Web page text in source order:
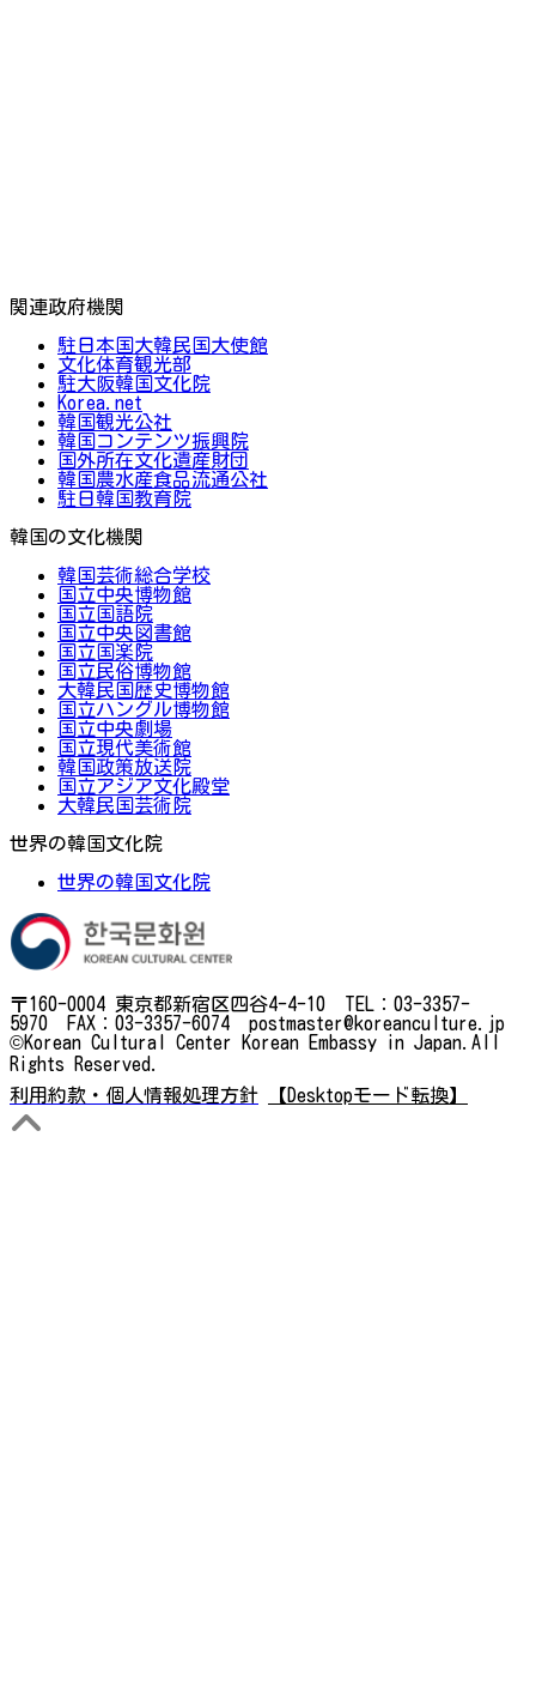
関連政府機関
駐日本国大韓民国大使館
文化体育観光部
駐大阪韓国文化院
Korea.net
韓国観光公社
韓国コンテンツ振興院
国外所在文化遺産財団
韓国農水産食品流通公社
駐日韓国教育院
韓国の文化機関
韓国芸術総合学校
国立中央博物館
国立国語院
国立中央図書館
国立国楽院
国立民俗博物館
大韓民国歴史博物館
国立ハングル博物館
国立中央劇場
国立現代美術館
韓国政策放送院
国立アジア文化殿堂
大韓民国芸術院
世界の韓国文化院
世界の韓国文化院
〒160-0004 東京都新宿区四谷4-4-10 TEL：03-3357-
5970 FAX：03-3357-6074 postmaster@koreanculture.jp
©Korean Cultural Center Korean Embassy in Japan.All
Rights Reserved.
利用約款・個人情報処理方針
【Desktopモード転換】